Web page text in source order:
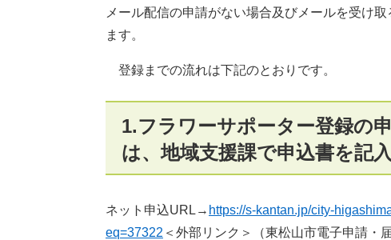
メール配信の申請がない場合及びメールを受け
ます。
登録までの流れは下記のとおりです。
1.フラワーサポーター登録の
は、地域支援課で申込書を記入
ネット申込URL→ https://s-kantan.jp/city-
eq=37322 ＜外部リンク＞ （東松山市電子申請・